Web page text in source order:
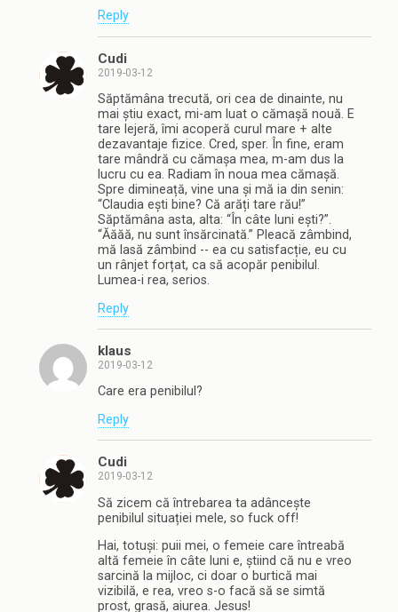
Reply
Cudi
2019-03-12
Săptămâna trecută, ori cea de dinainte, nu
mai știu exact, mi-am luat o cămașă nouă. E
tare lejeră, îmi acoperă curul mare + alte
dezavantaje fizice. Cred, sper. În fine, eram
tare mândră cu cămașa mea, m-am dus la
lucru cu ea. Radiam în noua mea cămașă.
Spre dimineață, vine una și mă ia din senin:
“Claudia ești bine? Că arăți tare rău!”
Săptămâna asta, alta: “În câte luni ești?”.
“Ăăăă, nu sunt însărcinată.” Pleacă zâmbind,
mă lasă zâmbind -- ea cu satisfacție, eu cu
un rânjet forțat, ca să acopăr penibilul.
Lumea-i rea, serios.
Reply
klaus
2019-03-12
Care era penibilul?
Reply
Cudi
2019-03-12
Să zicem că întrebarea ta adâncește
penibilul situației mele, so fuck off!
Hai, totuși: puii mei, o femeie care întreabă
altă femeie în câte luni e, știind că nu e vreo
sarcină la mijloc, ci doar o burtică mai
vizibilă, e rea, vreo s-o facă să se simtă
prost, grasă, aiurea. Jesus!